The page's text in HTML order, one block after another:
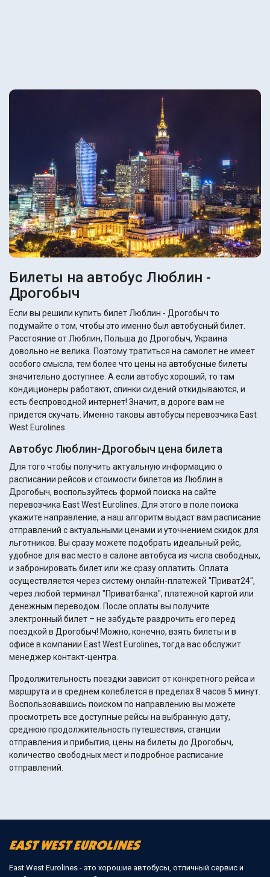
Билеты на автобус Люблин -
Дрогобыч
Если вы решили купить билет Люблин - Дрогобыч то
подумайте о том, чтобы это именно был автобусный билет.
Расстояние от Люблин, Польша до Дрогобыч, Украина
довольно не велика. Поэтому тратиться на самолет не имеет
особого смысла, тем более что цены на автобусные билеты
значительно доступнее. А если автобус хороший, то там
кондиционеры работают, спинки сидений откидываются, и
есть беспроводной интернет! Значит, в дороге вам не
придется скучать. Именно таковы автобусы перевозчика East
West Eurolines.
Автобус Люблин-Дрогобыч цена билета
Для того чтобы получить актуальную информацию о
расписании рейсов и стоимости билетов из Люблин в
Дрогобыч, воспользуйтесь формой поиска на сайте
перевозчика East West Eurolines. Для этого в поле поиска
укажите направление, а наш алгоритм выдаст вам расписание
отправлений с актуальными ценами и уточнением скидок для
льготников. Вы сразу можете подобрать идеальный рейс,
удобное для вас место в салоне автобуса из числа свободных,
и забронировать билет или же сразу оплатить. Оплата
осуществляется через систему онлайн-платежей "Приват24",
через любой терминал "Приватбанка", платежной картой или
денежным переводом. После оплаты вы получите
электронный билет – не забудьте раздрочить его перед
поездкой в Дрогобыч! Можно, конечно, взять билеты и в
офисе в компании East West Eurolines, тогда вас обслужит
менеджер контакт-центра.
Продолжительность поездки зависит от конкретного рейса и
маршрута и в среднем колеблется в пределах 8 часов 5 минут.
Воспользовавшись поиском по направлению вы можете
просмотреть все доступные рейсы на выбранную дату,
среднюю продолжительность путешествия, станции
отправления и прибытия, цены на билеты до Дрогобыч,
количество свободных мест и подробное расписание
отправлений.
East West Eurolines - это хорошие автобусы, отличный сервис и